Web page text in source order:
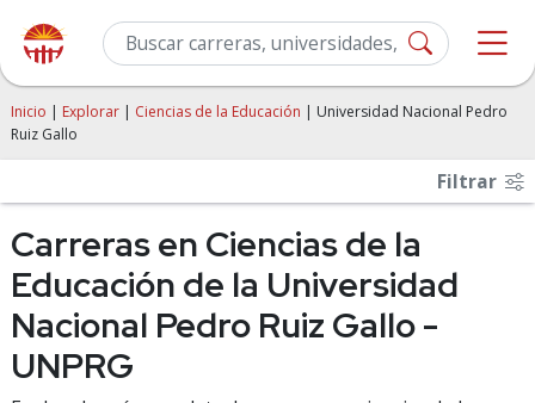
Inicio | Explorar | Ciencias de la Educación | Universidad Nacional Pedro
Ruiz Gallo
Filtrar
Carreras en Ciencias de la
Educación de la Universidad
Nacional Pedro Ruiz Gallo -
UNPRG